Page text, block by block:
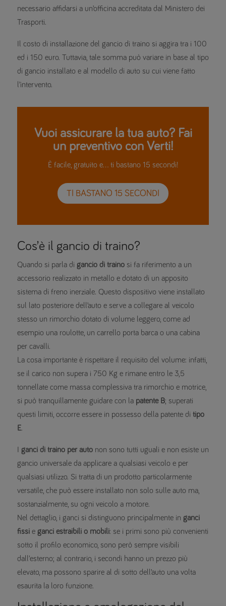
necessario affidarsi a un’officina accreditata dal Ministero dei
Trasporti.
Il costo di installazione del gancio di traino si aggira tra i 100
ed i 150 euro. Tuttavia, tale somma può variare in base al tipo
di gancio installato e al modello di auto su cui viene fatto
l’intervento.
Vuoi assicurare la tua auto? Fai
un preventivo con Verti!
È facile, gratuito e… ti bastano 15 secondi!
TI BASTANO 15 SECONDI
Cos’è il gancio di traino?
Quando si parla di gancio di traino si fa riferimento a un
accessorio realizzato in metallo e dotato di un apposito
sistema di freno inerziale. Questo dispositivo viene installato
sul lato posteriore dell’auto e serve a collegare al veicolo
stesso un rimorchio dotato di volume leggero, come ad
esempio una roulotte, un carrello porta barca o una cabina
per cavalli.
La cosa importante è rispettare il requisito del volume: infatti,
se il carico non supera i 750 Kg e rimane entro le 3,5
tonnellate come massa complessiva tra rimorchio e motrice,
si può tranquillamente guidare con la patente B; superati
questi limiti, occorre essere in possesso della patente di tipo
E.
ganci di traino per auto non sono tutti uguali e non esiste un
gancio universale da applicare a qualsiasi veicolo e per
qualsiasi utilizzo. Si tratta di un prodotto particolarmente
versatile, che può essere installato non solo sulle auto ma,
sostanzialmente, su ogni veicolo a motore.
Nel dettaglio, i ganci si distinguono principalmente in ganci
fissi e ganci estraibili o mobili: se i primi sono più convenienti
sotto il profilo economico, sono però sempre visibili
dall’esterno; al contrario, i secondi hanno un prezzo più
elevato, ma possono sparire al di sotto dell’auto una volta
esaurita la loro funzione.